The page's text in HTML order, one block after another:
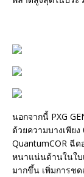
นอกจากนี้ PXG
ด้วยความบางเพีย
QuantumCOR ฉี
หนาแน่นด้านในใบ
มากขึ้น เพิ่มการช